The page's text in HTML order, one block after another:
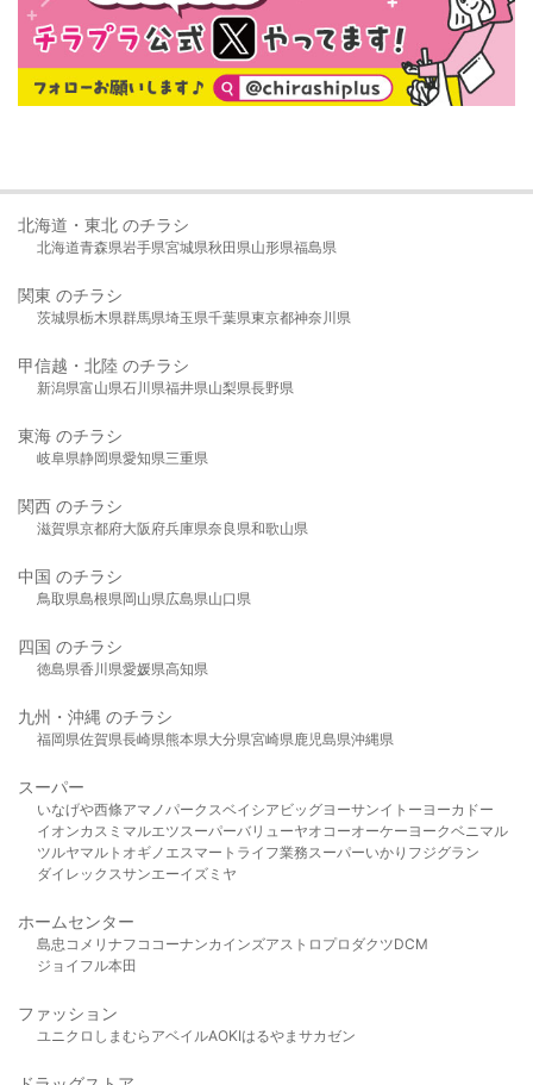
北海道・東北 のチラシ
北海道青森県岩手県宮城県秋田県山形県福島県
関東 のチラシ
茨城県栃木県群馬県埼玉県千葉県東京都神奈川県
甲信越・北陸 のチラシ
新潟県富山県石川県福井県山梨県長野県
東海 のチラシ
岐阜県静岡県愛知県三重県
関西 のチラシ
滋賀県京都府大阪府兵庫県奈良県和歌山県
中国 のチラシ
鳥取県島根県岡山県広島県山口県
四国 のチラシ
徳島県香川県愛媛県高知県
九州・沖縄 のチラシ
福岡県佐賀県長崎県熊本県大分県宮崎県鹿児島県沖縄県
スーパー
いなげや西條アマノパークスベイシア ビッグヨーサンイトーヨーカドー
イオンカスミ マルエツスーパーバリューヤオコーオーケー ヨークベニマル
ツルヤマルト オギノ エスマート ライフ業務スーパーいかり フジグラン
ダイレックスサンエーイズミヤ
ホームセンター
島忠 コメリ ナフコ コーナンカインズアストロプロダクツDCM
ジョイフル本田
ファッション
ユニクロ しまむら アベイルAOKIはるやま サカゼン